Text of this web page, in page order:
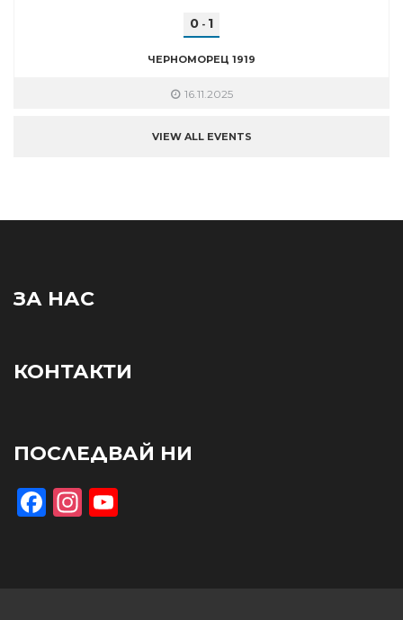
0 - 1
ЧЕРНОМОРЕЦ 1919
16.11.2025
VIEW ALL EVENTS
ЗА НАС
КОНТАКТИ
ПОСЛЕДВАЙ НИ
Facebook
Instagram